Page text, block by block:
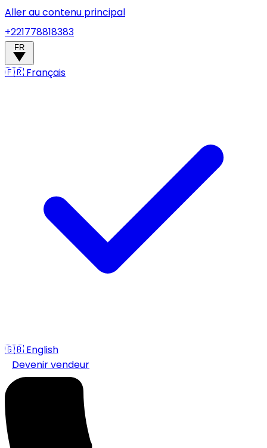
Aller au contenu principal
+221778818383
FR
🇫🇷 Français
🇬🇧 English
Devenir vendeur